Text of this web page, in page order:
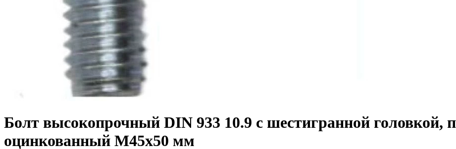
Болт высокопрочный DIN 933 10.9 с шестигранной головкой,
оцинкованный M45x50 мм